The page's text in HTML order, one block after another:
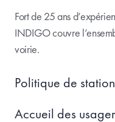
Fort de 25 ans
INDIGO couvre
voirie.
Politique de
Accueil des